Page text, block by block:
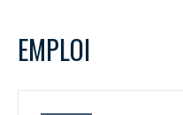
EMPLOI